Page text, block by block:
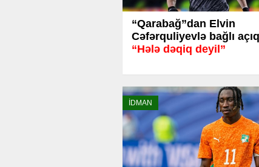
“Qarabağ”dan Elvin
Cəfərquliyevlə bağlı
“Hələ dəqiq deyil”
İDMAN